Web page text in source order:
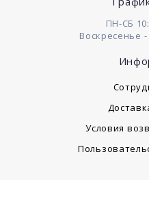
ПН-СБ
Воскресенье
Условия